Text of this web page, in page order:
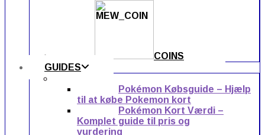
COINS
GUIDES
Pokémon Købsguide – Hjælp
til at købe Pokemon kort
Pokémon Kort Værdi –
Komplet guide til pris og
vurdering